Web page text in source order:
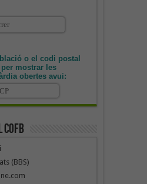
o el codi postal
mostrar les
obertes avui:
(BBS)